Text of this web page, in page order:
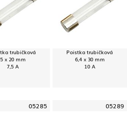
trubičková
5 x 20 mm
7,5 A
Poistka trubičková
6,4 x 30 mm
10 A
05285 05289